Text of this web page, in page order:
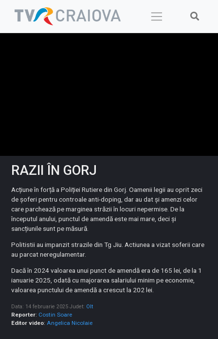
RAZII ÎN GORJ
Acțiune în forță a Poliției Rutiere din Gorj. Oamenii legii au oprit zeci
de șoferi pentru controale anti-doping, dar au dat și amenzi celor
care parchează pe marginea străzii în locuri nepermise. De la
începutul anului, punctul de amendă este mai mare, deci și
sancțiunile sunt pe măsură.
Politistii au impanzit strazile din Tg Jiu. Actiunea a vizat soferii care
au parcat neregulamentar.
Dacă în 2024 valoarea unui punct de amendă era de 165 lei, de la 1
ianuarie 2025, odată cu majorarea salariului minim pe economie,
valoarea punctului de amendă a crescut la 202 lei.
Data: 14 februarie 2025 Judet: Olt
Reporter: Costin Soare
Editor video:Angelica Nicolaie